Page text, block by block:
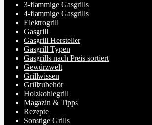
3-flammige Gasgrills
4-flammige Gasgrills
Elektrogrill
Gasgrill
Gasgrill Hersteller
Gasgrill Typen
Gasgrills nach Preis sortiert
Gewürzwelt
Grillwissen
Grillzubehör
Holzkohlegrill
Magazin & Tipps
Rezepte
Sonstige Grills